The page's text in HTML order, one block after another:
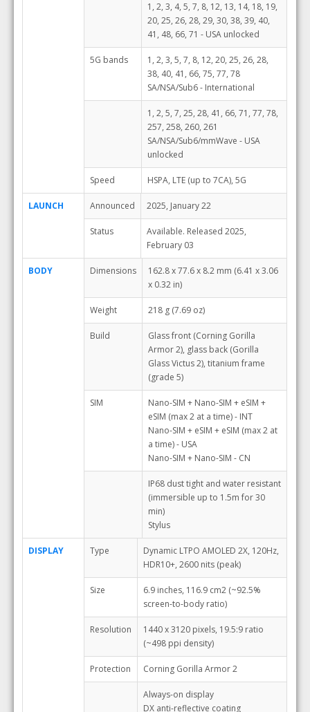
1, 2, 3, 4, 5, 7, 8, 12, 13, 14, 18, 19,
20, 25, 26, 28, 29, 30, 38, 39, 40,
41, 48, 66, 71 - USA unlocked
5G bands
1, 2, 3, 5, 7, 8, 12, 20, 25, 26, 28,
38, 40, 41, 66, 75, 77, 78
SA/NSA/Sub6 - International
1, 2, 5, 7, 25, 28, 41, 66, 71, 77, 78,
257, 258, 260, 261
SA/NSA/Sub6/mmWave - USA
unlocked
Speed HSPA, LTE (up to 7CA), 5G
LAUNCH Announced 2025, January 22
Status
Available. Released 2025,
February 03
BODY Dimensions
162.8 x 77.6 x 8.2 mm (6.41 x 3.06
x 0.32 in)
Weight 218 g (7.69 oz)
Build
Glass front (Corning Gorilla
Armor 2), glass back (Gorilla
Glass Victus 2), titanium frame
(grade 5)
SIM
Nano-SIM + Nano-SIM + eSIM +
eSIM (max 2 at a time) - INT
Nano-SIM + eSIM + eSIM (max 2 at
a time) - USA
Nano-SIM + Nano-SIM - CN
IP68 dust tight and water resistant
(immersible up to 1.5m for 30
min)
Stylus
DISPLAY Type
Dynamic LTPO AMOLED 2X, 120Hz,
HDR10+, 2600 nits (peak)
Size
6.9 inches, 116.9 cm2 (~92.5%
screen-to-body ratio)
Resolution
1440 x 3120 pixels, 19.5:9 ratio
(~498 ppi density)
Protection Corning Gorilla Armor 2
Always-on display
DX anti-reflective coating